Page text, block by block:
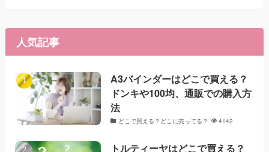
人気記事
A3バインダーはどこで買える？
ドンキや100均、通販での購入方
法
どこで買える？どこに売ってる？ 4142
トルティーヤはどこで買える？